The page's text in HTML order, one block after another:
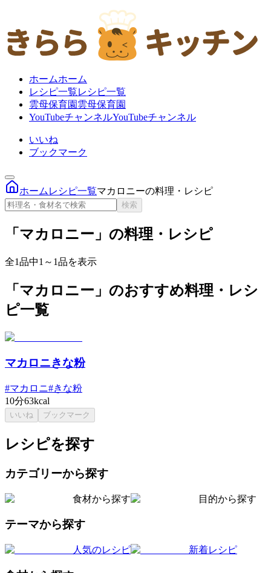
ホームホーム
レシピ一覧レシピ一覧
雲母保育園 雲母保育園
YouTubeチャンネルYouTubeチャンネル
いいね
ブックマーク
ホーム レシピ一覧マカロニーの料理・レシピ
検索
「マカロニー」の料理・レシピ
全1品中1～1品を表示
「マカロニー」のおすすめ料理・レシ
ピ一覧
マカロニきな粉
#マカロニ#きな粉
10分63kcal
いいね ブックマーク
レシピを探す
カテゴリーから探す
食材から探す 目的から探す
テーマから探す
人気のレシピ 新着レシピ